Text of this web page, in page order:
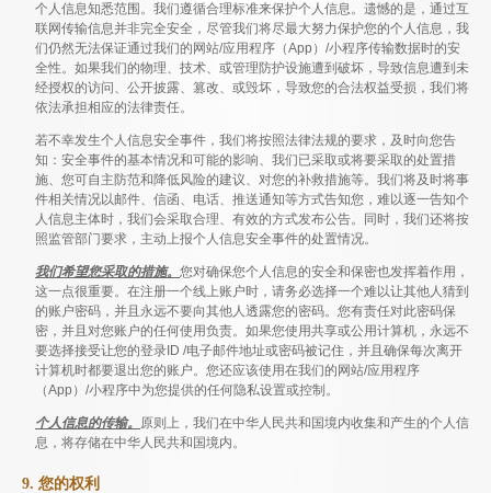
个人信息知悉范围。我们遵循合理标准来保护个人信息。遗憾的是，通过互
联网传输信息并非完全安全，尽管我们将尽最大努力保护您的个人信息，我
们仍然无法保证通过我们的网站/应用程序（App）/小程序传输数据时的安
全性。如果我们的物理、技术、或管理防护设施遭到破坏，导致信息遭到未
经授权的访问、公开披露、篡改、或毁坏，导致您的合法权益受损，我们将
依法承担相应的法律责任。
若不幸发生个人信息安全事件，我们将按照法律法规的要求，及时向您告
知：安全事件的基本情况和可能的影响、我们已采取或将要采取的处置措
施、您可自主防范和降低风险的建议、对您的补救措施等。我们将及时将事
件相关情况以邮件、信函、电话、推送通知等方式告知您，难以逐一告知个
人信息主体时，我们会采取合理、有效的方式发布公告。同时，我们还将按
照监管部门要求，主动上报个人信息安全事件的处置情况。
我们希望您采取的措施。 您对确保您个人信息的安全和保密也发挥着作用，
这一点很重要。在注册一个线上账户时，请务必选择一个难以让其他人猜到
的账户密码，并且永远不要向其他人透露您的密码。您有责任对此密码保
密，并且对您账户的任何使用负责。如果您使用共享或公用计算机，永远不
要选择接受让您的登录ID /电子邮件地址或密码被记住，并且确保每次离开
计算机时都要退出您的账户。您还应该使用在我们的网站/应用程序
（App）/小程序中为您提供的任何隐私设置或控制。
个人信息的传输。 原则上，我们在中华人民共和国境内收集和产生的个人信
息，将存储在中华人民共和国境内。
9. 您的权利